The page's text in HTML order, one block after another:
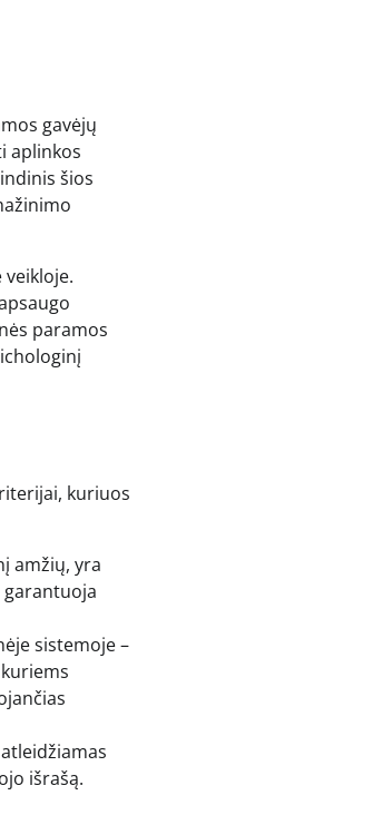
gavėjų
aplinkos
šios
paramos
kuriuos
amžių, yra
sistemoje –
išrašą.